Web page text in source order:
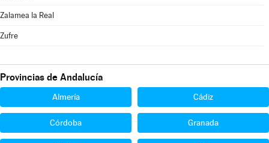
Zalamea la Real
Zufre
Provincias de Andalucía
Almería Cádiz
Córdoba Granada